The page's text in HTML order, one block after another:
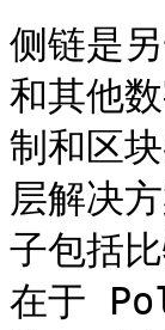
侧链是
和其他
制和区
层解决
子包括
在于